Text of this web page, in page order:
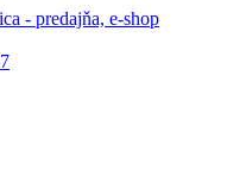
- predajňa, e-shop